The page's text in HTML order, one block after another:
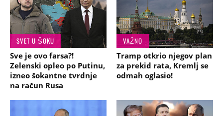
SVET U ŠOKU
Sve je ovo farsa?!
Zelenski opleo po Putinu,
izneo šokantne tvrdnje
na račun Rusa
VAŽNO
Tramp otkrio njegov plan
za prekid rata, Kremlj se
odmah oglasio!